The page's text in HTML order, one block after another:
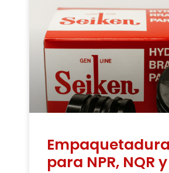
Empaquetadura
para NPR, NQR